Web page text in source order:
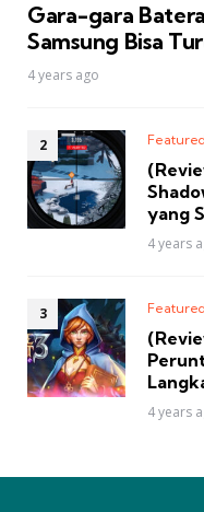
Gara-gara
Samsung Bisa
4 years ago
Featured
yang
4 years
Featured
4 years